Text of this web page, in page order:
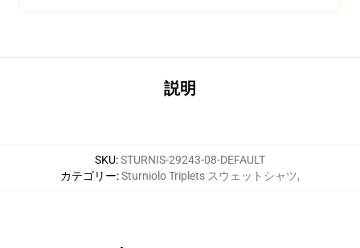
説明
SKU:STURNIS-29243-08-DEFAULT
カテゴリー:Sturniolo Triplets スウェットシャツ,